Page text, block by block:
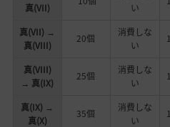
真(VII)
い
真(VII) →
真(VIII)
20個
消費しな
い
真(VIII)
→ 真(IX)
25個
消費しな
い
真(IX) →
真(X)
35個
消費しな
い